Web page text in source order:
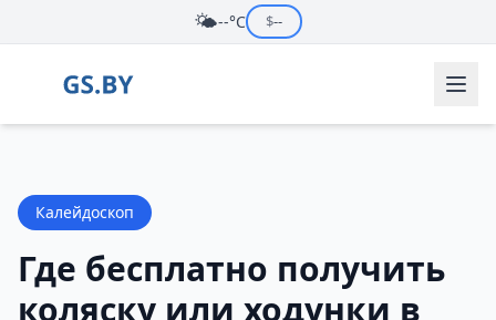
🌤️--°C $--
Калейдоскоп
Где бесплатно получить
коляску или ходунки в